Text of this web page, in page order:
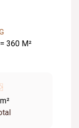
360 M²